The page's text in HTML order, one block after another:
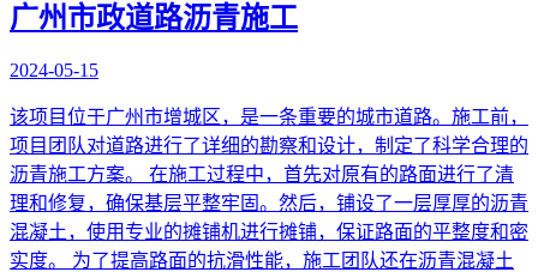
广州市政道路沥青施工
2024-05-15
该项目位于广州市增城区，是一条重要的城市道路。施工前，
项目团队对道路进行了详细的勘察和设计，制定了科学合理的
沥青施工方案。 在施工过程中，首先对原有的路面进行了清
理和修复，确保基层平整牢固。然后，铺设了一层厚厚的沥青
混凝土，使用专业的摊铺机进行摊铺，保证路面的平整度和密
实度。 为了提高路面的抗滑性能，施工团队还在沥青混凝土